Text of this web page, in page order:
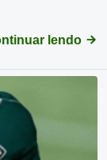
lendo